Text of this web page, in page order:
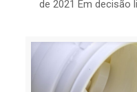
de 2021 Em decisão